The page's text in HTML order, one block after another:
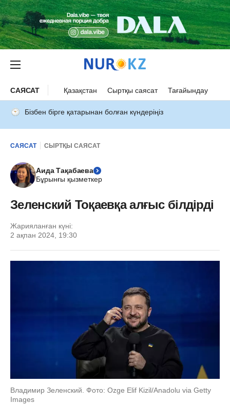
САЯСАТ Қазақстан Сыртқы саясат Тағайындау
Бізбен бірге қатарынан болған күндеріңіз
САЯСАТ СЫРТҚЫ САЯСАТ
Аида Тақабаева
Бұрынғы қызметкер
Зеленский Тоқаевқа алғыс білдірді
Жарияланған күні:
2 ақпан 2024, 19:30
Владимир Зеленский. Фото: Ozge Elif Kizil/Anadolu via Getty
Images